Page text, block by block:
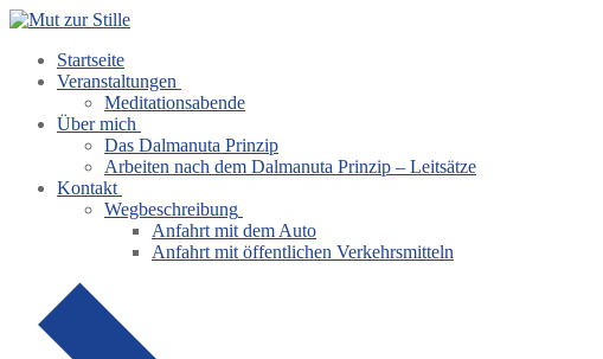
Zum
springen
Menü
Schließen
Startseite
Veranstaltungen
Meditationsabende
Über mich
Das Dalmanuta Prinzip
Arbeiten nach dem Dalmanuta Prinzip – Leitsätze
Kontakt
Wegbeschreibung
Anfahrt mit dem Auto
Anfahrt mit öffentlichen Verkehrsmitteln